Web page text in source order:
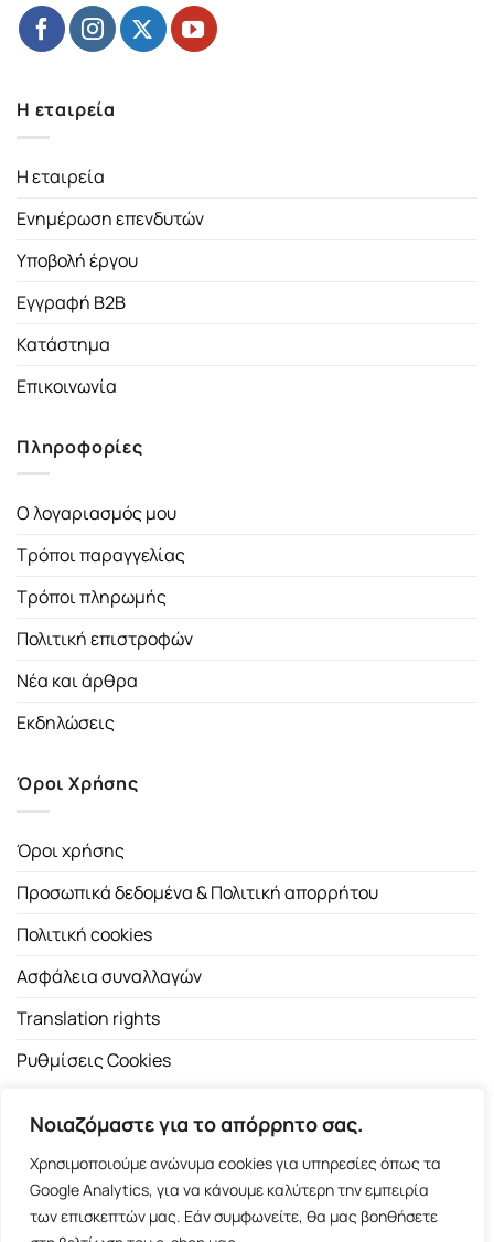
Νοιαζόμαστε για το απόρρητο σας.
Χρησιμοποιούμε ανώνυμα cookies για υπηρεσίες όπως τα
Google Analytics, για να κάνουμε καλύτερη την εμπειρία
των επισκεπτών μας. Εάν συμφωνείτε, θα μας βοηθήσετε
Η εταιρεία
Η εταιρεία
Ενημέρωση επενδυτών
Υποβολή έργου
Εγγραφή B2B
Κατάστημα
Επικοινωνία
Πληροφορίες
Ο λογαριασμός μου
Τρόποι παραγγελίας
Τρόποι πληρωμής
Πολιτική επιστροφών
Νέα και άρθρα
Εκδηλώσεις
Όροι Χρήσης
Όροι χρήσης
Προσωπικά δεδομένα & Πολιτική απορρήτου
Πολιτική cookies
Ασφάλεια συναλλαγών
Translation rights
Ρυθμίσεις Cookies
Copyright 2026 ©Εκδοτικός Οίκος Α.Α. Λιβάνη| All rights